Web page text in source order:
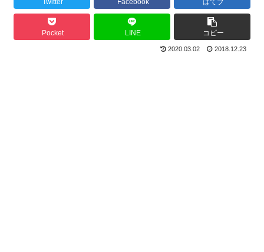
Twitter Facebook はてブ
Pocket LINE コピー
2020.03.02 2018.12.23